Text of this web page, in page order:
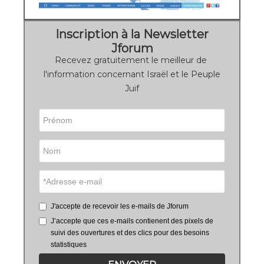
Inscription à la Newsletter
Jforum
Recevez gratuitement le meilleur de
l'information concernant Israël et le Peuple
Juif
J'accepte de recevoir les e-mails de Jforum
J’accepte que ces e-mails contienent des pixels de
suivi des ouvertures et des clics pour des besoins
statistiques